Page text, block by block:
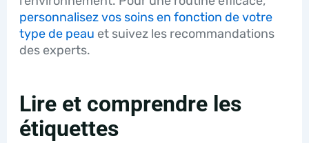
personnalisez vos soins en fonction de votre
type de peau et suivez les recommandations
des experts.
Lire et comprendre les
étiquettes